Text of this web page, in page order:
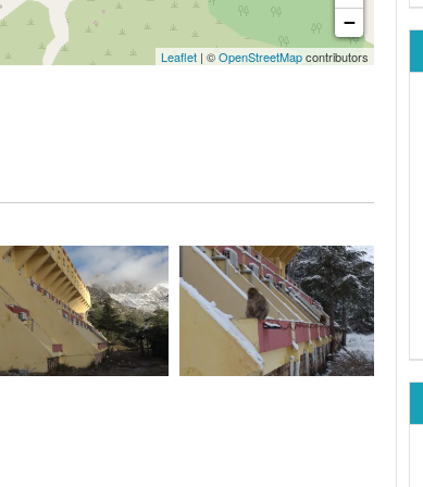
−
Leaflet| ©OpenStreetMapcontributors